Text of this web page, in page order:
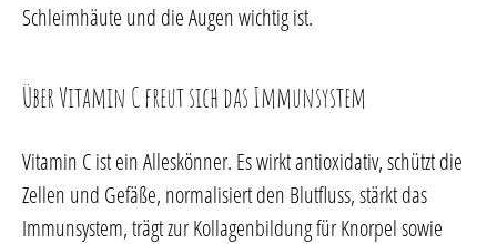
Schleimhäute und die Augen wichtig ist.
Über Vitamin C freut sich das Immunsystem
Vitamin C ist ein Alleskönner. Es wirkt antioxidativ, schützt die
Zellen und Gefäße, normalisiert den Blutfluss, stärkt das
Immunsystem, trägt zur Kollagenbildung für Knorpel sowie